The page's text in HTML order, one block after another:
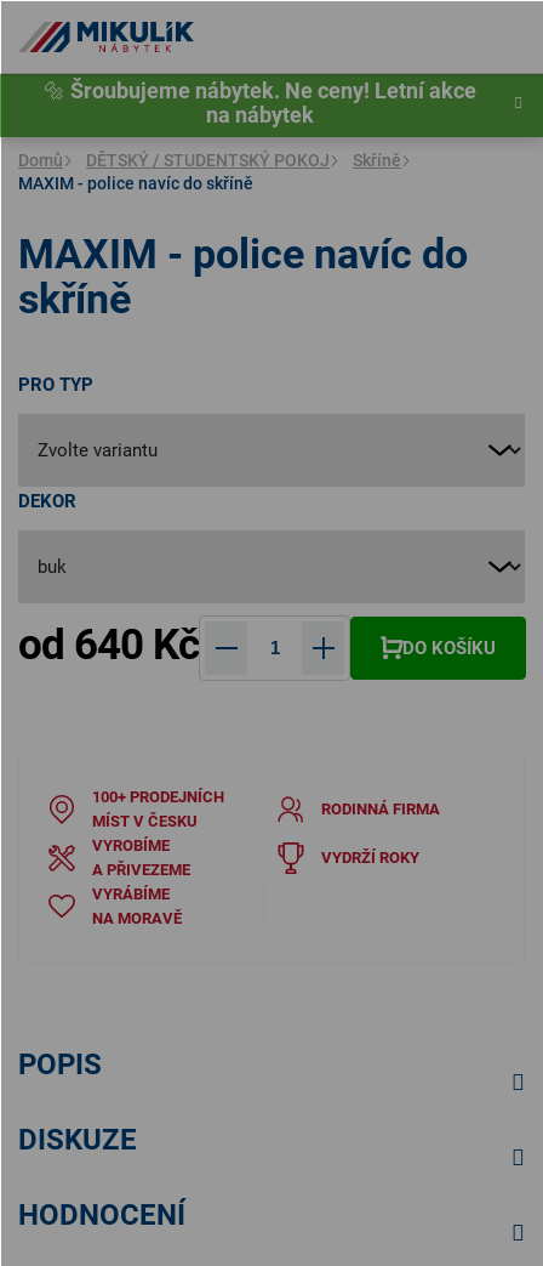
obsah
🔩 Šroubujeme nábytek. Ne ceny! Letní akce
na nábytek
Domů DĚTSKÝ / STUDENTSKÝ POKOJ
Skříně
MAXIM - police navíc do skříně
PRO TYP
DEKOR
od 640 Kč DO KOŠÍKU
MAXIM - police navíc do
skříně
100+ PRODEJNÍCH
MÍST V ČESKU
RODINNÁ FIRMA
VYROBÍME
A PŘIVEZEME
VYDRŽÍ ROKY
VYRÁBÍME
NA MORAVĚ
POPIS
DISKUZE
HODNOCENÍ